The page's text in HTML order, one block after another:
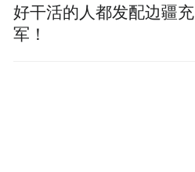
好干活的人都发配边疆充
军！